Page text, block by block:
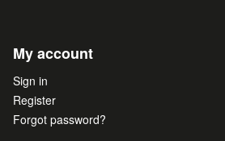
My account
Sign in
Register
Forgot password?